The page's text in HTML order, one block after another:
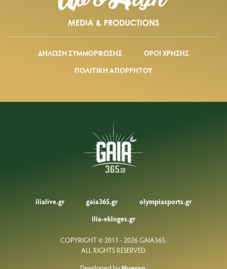
ΔΗΛΩΣΗ ΣΥΜΜΟΡΦΩΣΗΣ
ΟΡΟΙ ΧΡΗΣΗΣ
ΠΟΛΙΤΙΚΗ ΑΠΟΡΡΗΤΟΥ
ilialive.gr gaia365.gr
olympiasports.gr
ilia-ekloges.gr
COPYRIGHT © 2011 - 2026 GAIA365.
ALL RIGHTS RESERVED.